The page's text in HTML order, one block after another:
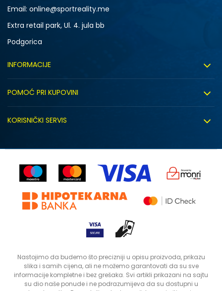
Email: online@sportreality.me
Extra retail park, Ul. 4. jula bb
Podgorica
INFORMACIJE
Zapošljavanje
Sindikalna prodaja
Kontakt
Prodavnice
POMOĆ PRI KUPOVINI
Kako kupiti
Uputstvo za registraciju
KORISNIČKI SERVIS
Reklamacije
Povrat robe i povrat sredstava
Status porudžbine
Nastojimo da budemo što precizniji u opisu proizvoda, prikazu
slika i samih cijena, ali ne možemo garantovati da su sve
informacije kompletne i bez grešaka. Svi artikli prikazani na sajtu
su dio naše ponude i ne podrazumijeva da su dostupni u